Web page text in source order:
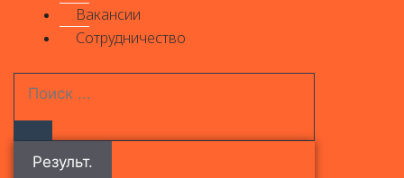
Вакансии
Сотрудничество
Результ.